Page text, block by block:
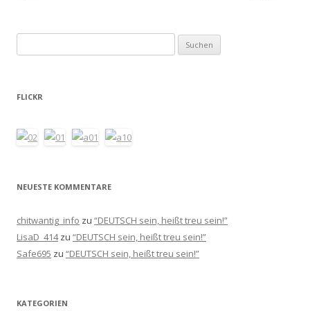
nach:
FLICKR
NEUESTE KOMMENTARE
chitwantig_info zu “DEUTSCH sein, heißt treu sein!”
LisaD_414zu “DEUTSCH sein, heißt treu sein!”
Safe695 zu “DEUTSCH sein, heißt treu sein!”
KATEGORIEN